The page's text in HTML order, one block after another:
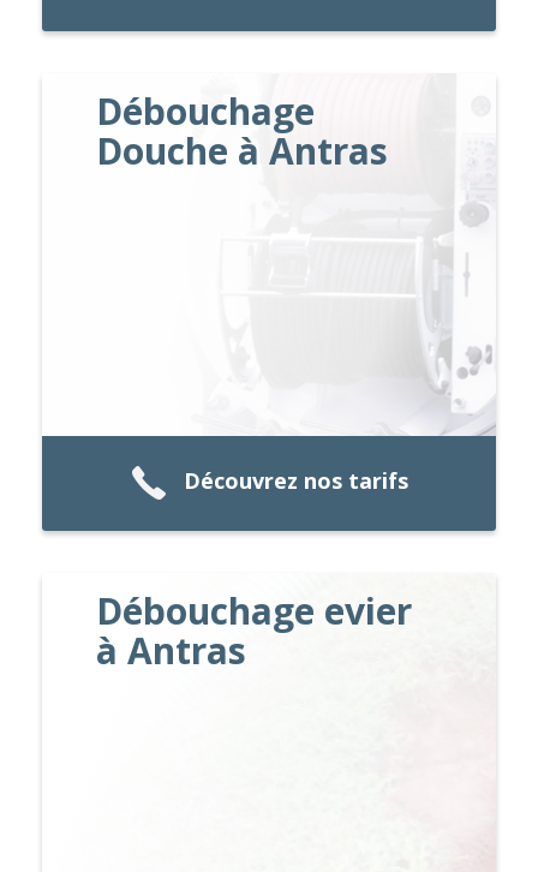
Débouchage
Douche à Antras
Découvrez nos tarifs
Débouchage evier
à Antras